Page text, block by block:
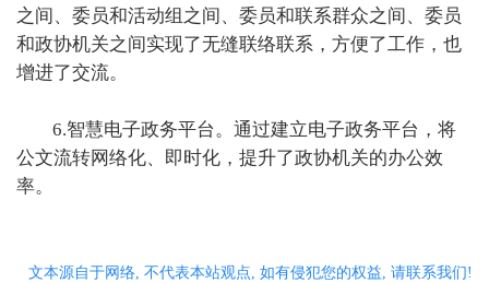
之间、委员和活动组之间、委员和联系群众之间、委员
和政协机关之间实现了无缝联络联系，方便了工作，也
增进了交流。
6.智慧电子政务平台。通过建立电子政务平台，将
公文流转网络化、即时化，提升了政协机关的办公效
率。
文本源自于网络, 不代表本站观点, 如有侵犯您的权益, 请联系我们!